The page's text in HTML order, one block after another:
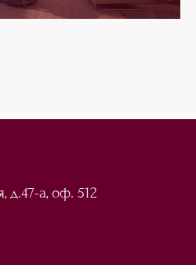
д.47-а, оф. 512